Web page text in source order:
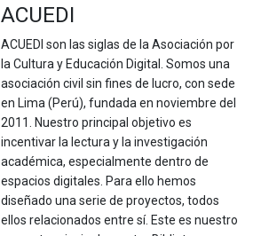
ACUEDI
ACUEDI son las siglas de la Asociación por
la Cultura y Educación Digital. Somos una
asociación civil sin fines de lucro, con sede
en Lima (Perú), fundada en noviembre del
2011. Nuestro principal objetivo es
incentivar la lectura y la investigación
académica, especialmente dentro de
espacios digitales. Para ello hemos
diseñado una serie de proyectos, todos
ellos relacionados entre sí. Este es nuestro